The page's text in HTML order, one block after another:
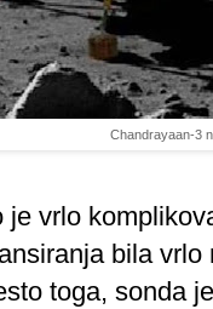
Chandrayaan-3
je vrlo
bila
toga, sonda